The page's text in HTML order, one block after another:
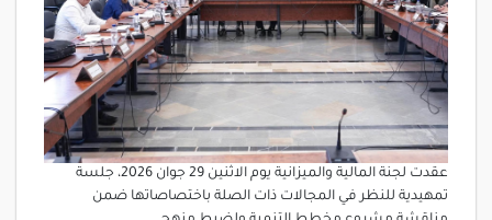
عقدت لجنة المالية والميزانية يوم الاثنين 29 جوان 2026، جلسة
تمهيدية للنظر في المجالات ذات الصلة باختصاصاتها ضمن